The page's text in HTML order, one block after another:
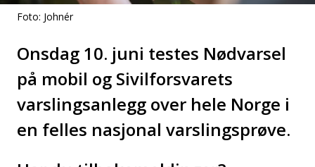
Foto: Johnér
Onsdag 10. juni testes Nødvarsel
på mobil og Sivilforsvarets
varslingsanlegg over hele Norge i
en felles nasjonal varslingsprøve.